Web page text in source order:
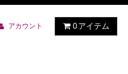
アカウント 0アイテム